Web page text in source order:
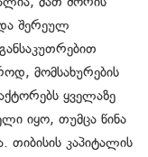
შერეულ
მომსახურების
ყველაზე
იყო, თუმცა წინა
თიბისის კაპიტალის